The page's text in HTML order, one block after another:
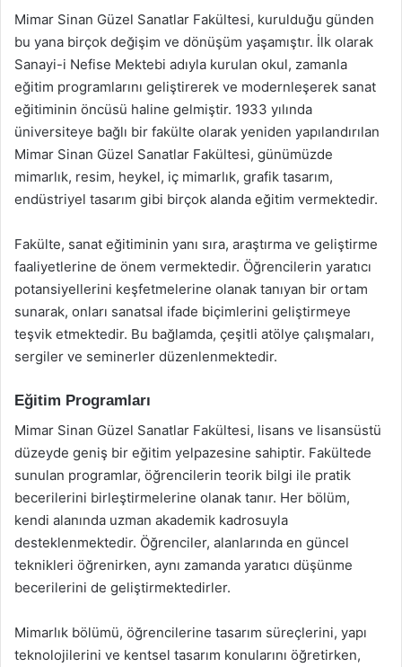
Mimar Sinan Güzel Sanatlar Fakültesi, kurulduğu günden
bu yana birçok değişim ve dönüşüm yaşamıştır. İlk olarak
Sanayi-i Nefise Mektebi adıyla kurulan okul, zamanla
eğitim programlarını geliştirerek ve modernleşerek sanat
eğitiminin öncüsü haline gelmiştir. 1933 yılında
üniversiteye bağlı bir fakülte olarak yeniden yapılandırılan
Mimar Sinan Güzel Sanatlar Fakültesi, günümüzde
mimarlık, resim, heykel, iç mimarlık, grafik tasarım,
endüstriyel tasarım gibi birçok alanda eğitim vermektedir.
Fakülte, sanat eğitiminin yanı sıra, araştırma ve geliştirme
faaliyetlerine de önem vermektedir. Öğrencilerin yaratıcı
potansiyellerini keşfetmelerine olanak tanıyan bir ortam
sunarak, onları sanatsal ifade biçimlerini geliştirmeye
teşvik etmektedir. Bu bağlamda, çeşitli atölye çalışmaları,
sergiler ve seminerler düzenlenmektedir.
Eğitim Programları
Mimar Sinan Güzel Sanatlar Fakültesi, lisans ve lisansüstü
düzeyde geniş bir eğitim yelpazesine sahiptir. Fakültede
sunulan programlar, öğrencilerin teorik bilgi ile pratik
becerilerini birleştirmelerine olanak tanır. Her bölüm,
kendi alanında uzman akademik kadrosuyla
desteklenmektedir. Öğrenciler, alanlarında en güncel
teknikleri öğrenirken, aynı zamanda yaratıcı düşünme
becerilerini de geliştirmektedirler.
Mimarlık bölümü, öğrencilerine tasarım süreçlerini, yapı
teknolojilerini ve kentsel tasarım konularını öğretirken,